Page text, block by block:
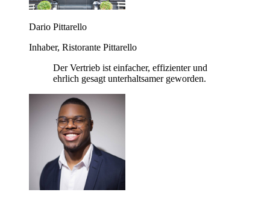
Dario Pittarello
Inhaber, Ristorante Pittarello
Der Vertrieb ist einfacher, effizienter und
ehrlich gesagt unterhaltsamer geworden.